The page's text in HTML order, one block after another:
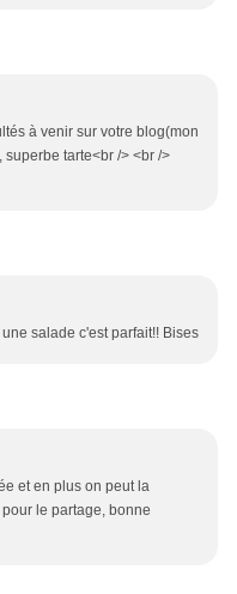
à venir sur votre blog(mon
tarte<br /> <br />
salade c'est parfait!! Bises
et en plus on peut la
le partage, bonne